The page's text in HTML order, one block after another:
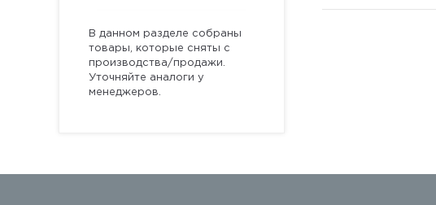
В данном разделе собраны
товары, которые сняты с
производства/продажи.
Уточняйте аналоги у
менеджеров.